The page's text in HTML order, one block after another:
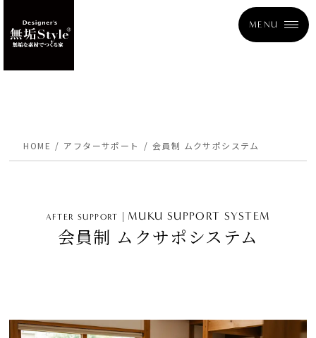
MENU
HOME アフターサポート 会員制 ムクサポシステム
AFTER SUPPORT MUKU SUPPORT SYSTEM
会員制 ムクサポシステム